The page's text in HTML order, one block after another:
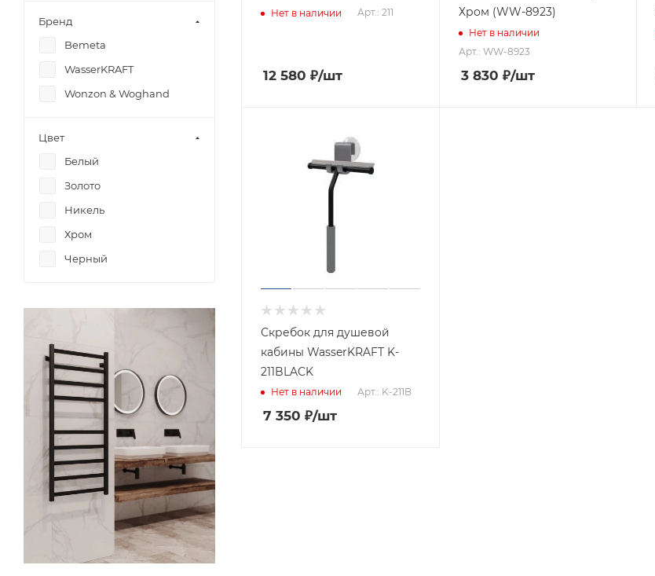
Нет в наличии Арт.: 211
12 580 ₽/шт
Хром (WW-8923)
Нет в наличии
Арт.: WW-8923
3 830 ₽/шт
Скребок для душевой
кабины WasserKRAFT K-
211BLACK
Нет в наличии Арт.: K-211B
7 350 ₽/шт
Бренд
Bemeta
WasserKRAFT
Wonzon & Woghand
Цвет
Белый
Золото
Никель
Хром
Черный